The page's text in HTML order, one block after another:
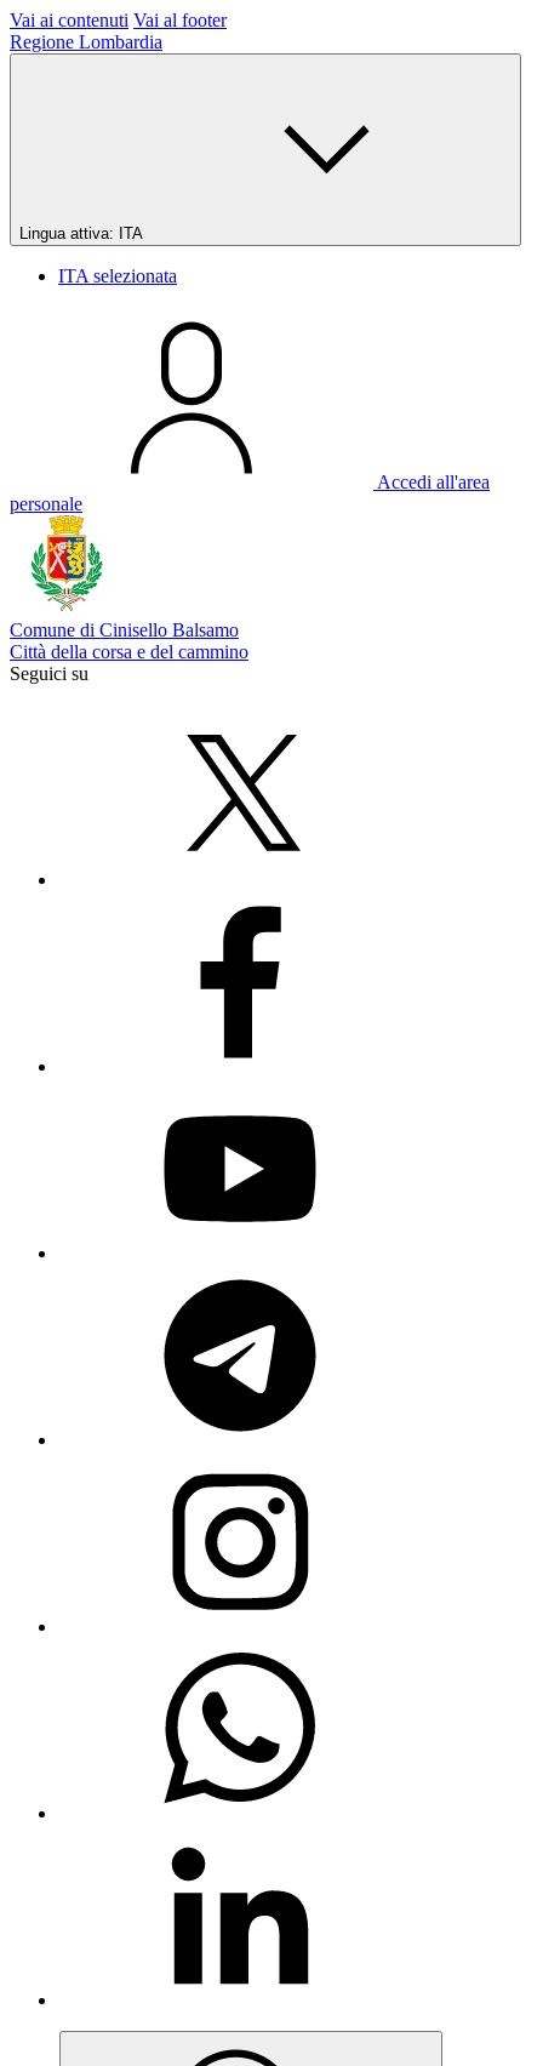
Vai ai contenuti Vai al footer
Regione Lombardia
Lingua attiva: ITA
ITA selezionata
Accedi all'area
personale
Comune di Cinisello Balsamo
Città della corsa e del cammino
Seguici su